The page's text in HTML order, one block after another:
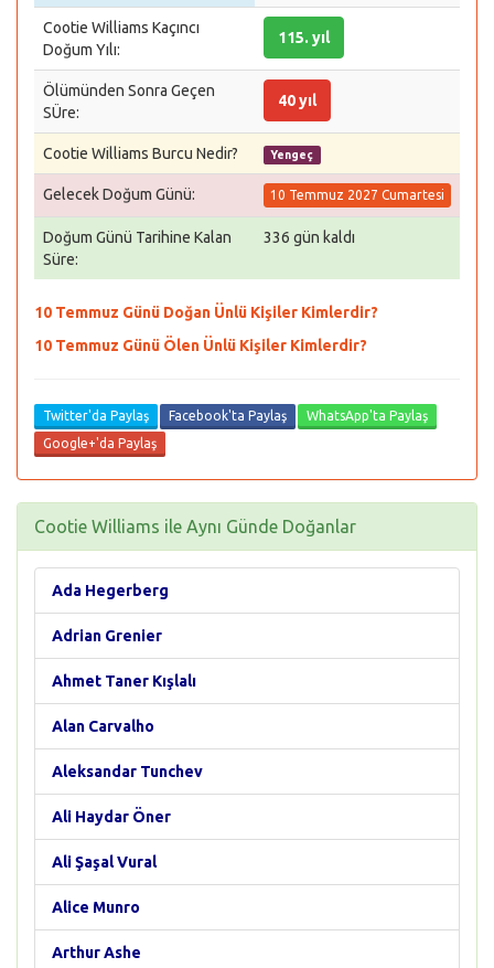
Cootie Williams Kaçıncı
Doğum Yılı:
115. yıl
Ölümünden Sonra Geçen
SÜre:
40 yıl
Cootie Williams Burcu Nedir? Yengeç
Gelecek Doğum Günü: 10 Temmuz 2027 Cumartesi
Doğum Günü Tarihine Kalan
Süre:
336 gün kaldı
10 Temmuz Günü Doğan Ünlü Kişiler Kimlerdir?
10 Temmuz Günü Ölen Ünlü Kişiler Kimlerdir?
Twitter'da Paylaş Facebook'ta Paylaş
WhatsApp'ta Paylaş
Google+'da Paylaş
Cootie Williams ile Aynı Günde Doğanlar
Ada Hegerberg
Adrian Grenier
Ahmet Taner Kışlalı
Alan Carvalho
Aleksandar Tunchev
Ali Haydar Öner
Ali Şaşal Vural
Alice Munro
Arthur Ashe